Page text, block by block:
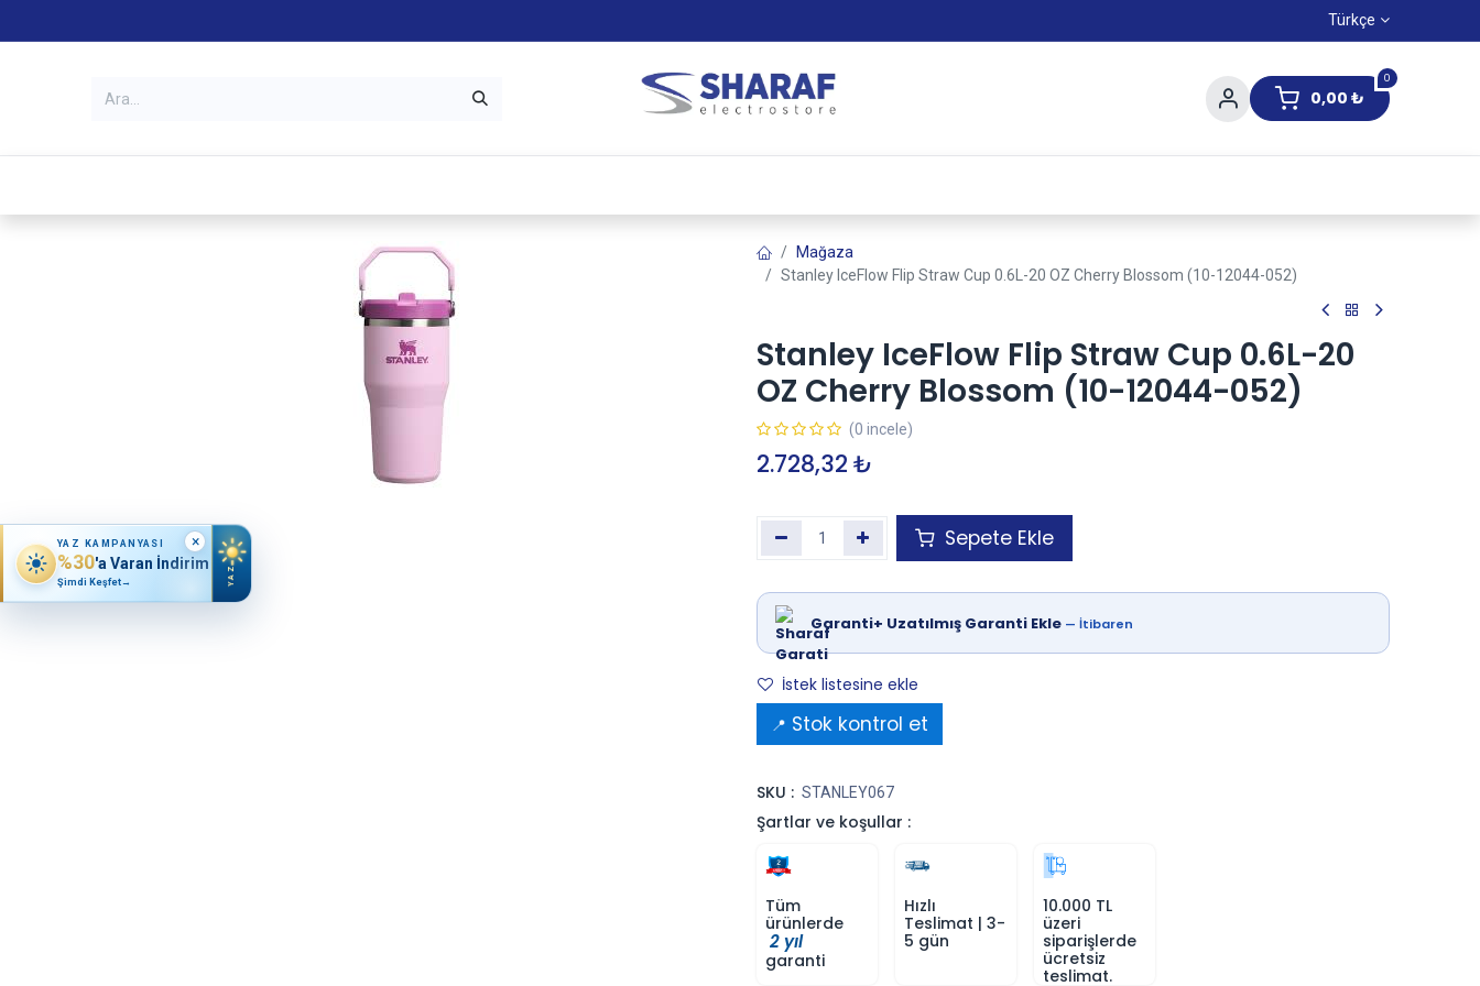
Türkçe
0
0,00 ₺
Mağaza
Stanley IceFlow Flip Straw Cup 0.6L-20 OZ Cherry Blossom (10-12044-052)
Stanley IceFlow Flip Straw Cup 0.6L-20
OZ Cherry Blossom (10-12044-052)
(0 incele)
2.728,32 ₺
Sepete Ekle
Garanti+ Uzatılmış Garanti Ekle — İtibaren
İstek listesine ekle
📍 Stok kontrol et
SKU : STANLEY067
Şartlar ve koşullar :
Tüm
ürünlerde
2 yıl
garanti
Hızlı
Teslimat | 3-
5 gün
10.000 TL
üzeri
siparişlerde
ücretsiz
teslimat.
YAZ KAMPANYASI
%30'a Varan İndirim
Şimdi Keşfet→ YAZ
×